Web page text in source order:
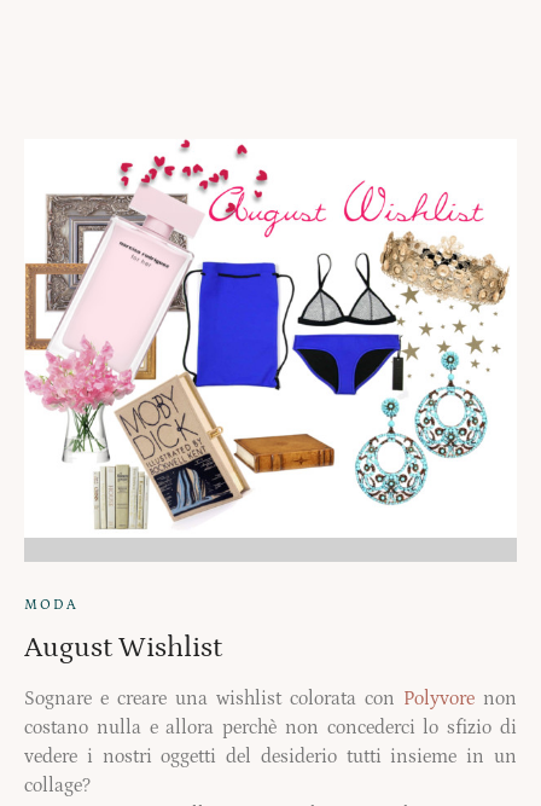
MODA
August Wishlist
Sognare e creare una wishlist colorata con Polyvore non
costano nulla e allora perchè non concederci lo sfizio di
vedere i nostri oggetti del desiderio tutti insieme in un
collage?